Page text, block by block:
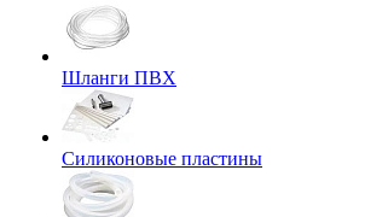
Шланги ПВХ
Силиконовые пластины